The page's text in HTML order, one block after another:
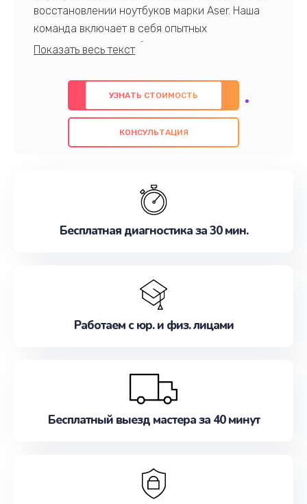
восстановлении ноутбуков марки Aser. Наша
команда включает в себя опытных
профессионалов с обширными знаниями и
предлагаем быстрый и качественный ремонт с
использованием оригинальных компонентов, а
также гарантируем качество всех
проведенных работ. Наша цель - предоставить
наилучшим образом. Не медлите записаться на
УЗНАТЬ СТОИМОСТЬ
КОНСУЛЬТАЦИЯ
Бесплатная диагностика за 30 мин.
Работаем с юр. и физ. лицами
Бесплатный выезд мастера за 40 минут